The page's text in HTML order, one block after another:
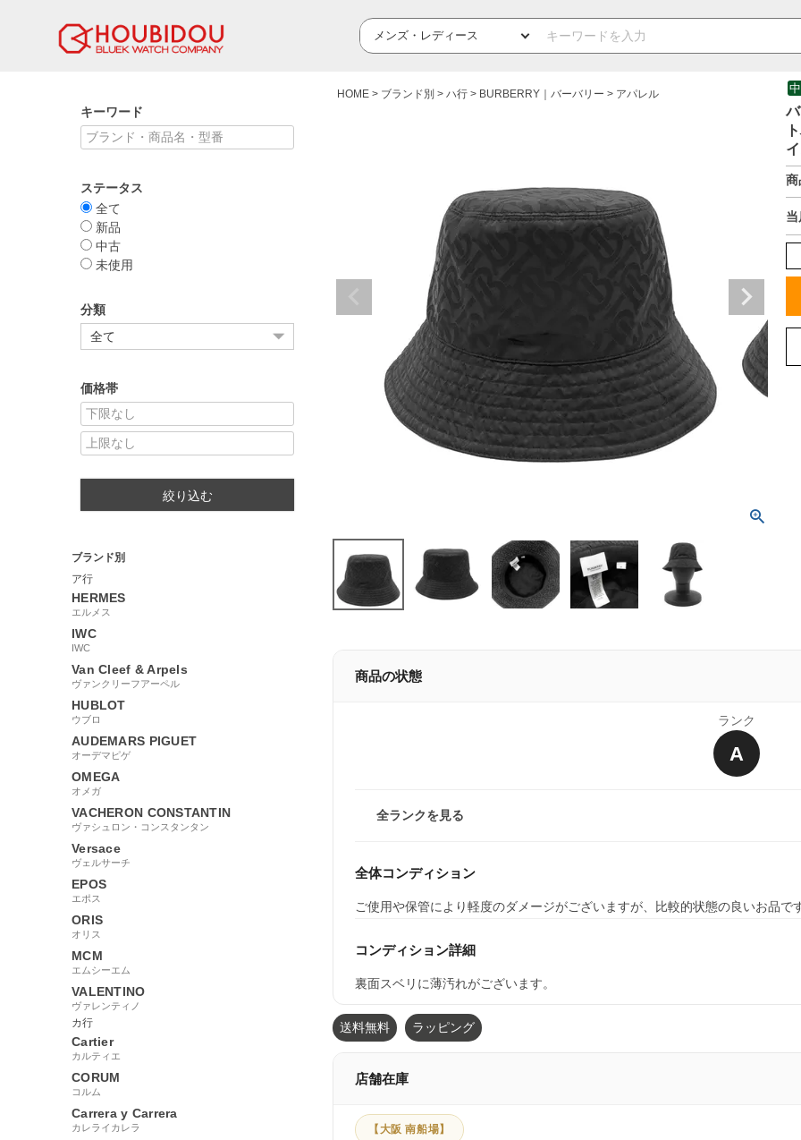
キーワード
ステータス
全て
新品
中古
未使用
分類
価格帯
絞り込む
ブランド別
ア行
HERMES
エルメス
IWC
IWC
Van Cleef & Arpels
ヴァンクリーフアーペル
HUBLOT
ウブロ
AUDEMARS PIGUET
オーデマピゲ
OMEGA
オメガ
VACHERON CONSTANTIN
ヴァシュロン・コンスタンタン
Versace
ヴェルサーチ
EPOS
エポス
ORIS
オリス
MCM
エムシーエム
VALENTINO
ヴァレンティノ
カ行
Cartier
カルティエ
CORUM
コルム
Carrera y Carrera
カレライカレラ
HOME ブランド別 ハ行 BURBERRY｜バーバリー アパレル
商
商品の状態
ランク
A
全ランクを見る
全体コンディション
ご使用や保管により軽度のダメージがございますが、比較的状態の良いお品
コンディション詳細
裏面スベリに薄汚れがございます。
送料無料 ラッピング
店舗在庫
【大阪 南船場】